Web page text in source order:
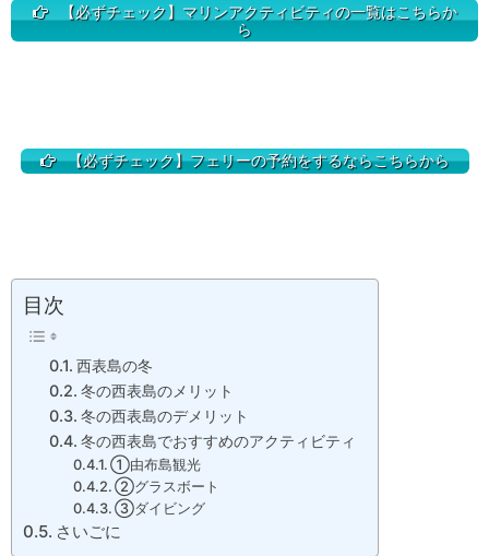
【必ずチェック】マリンアクティビティの一覧はこちらか
ら
【必ずチェック】フェリーの予約をするならこちらから
目次
西表島の冬
冬の西表島のメリット
冬の西表島のデメリット
冬の西表島でおすすめのアクティビティ
①由布島観光
②グラスボート
③ダイビング
さいごに